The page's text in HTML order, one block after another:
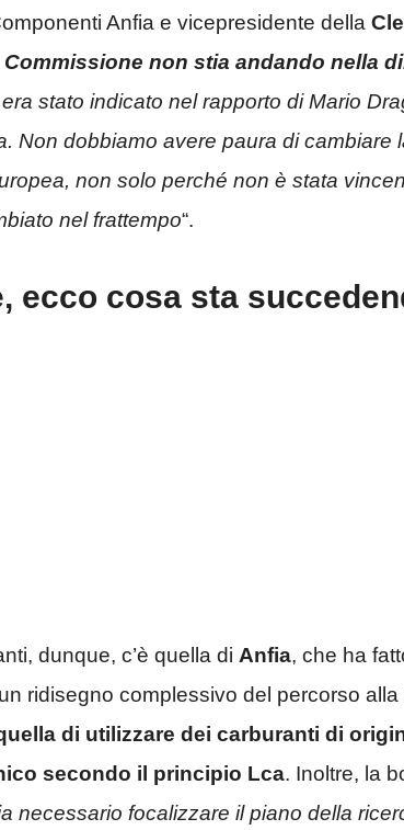
Anfia e vicepresidente della
non stia andando nella
stato indicato nel rapporto di Mario
Non dobbiamo avere paura di cambiare
non solo perché non è stata
nel frattempo“.
ecco cosa sta
dunque, c’è quella di Anfia, che ha
ridisegno complessivo del percorso
di utilizzare dei carburanti di
secondo il principio Lca. Inoltre, la
necessario focalizzare il piano della